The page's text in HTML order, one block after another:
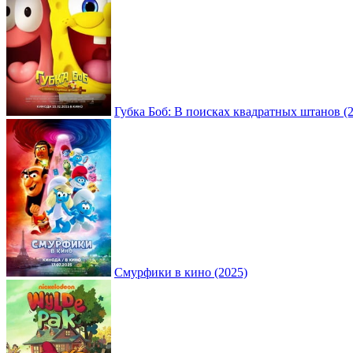
Губка Боб: В поисках квадратных штанов
Смурфики в кино (2025)